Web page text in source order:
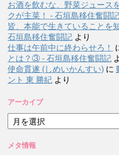
お酒を飲むな、野菜ジュース
クが主菜！ - 石垣島移住奮闘記
皆、本能で生きていることを
石垣島移住奮闘記 より
仕事は午前中に終わらせろ！
とは？③ - 石垣島移住奮闘記
使命貫遂 (しめいかんすい) に
ント 東 勝紀 より
アーカイブ
ア
ー
イ
メタ情報